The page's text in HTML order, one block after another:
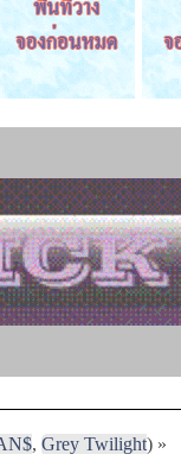
, Grey Twilight) »